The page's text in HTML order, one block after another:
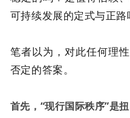
可持续发展的定式与正路
笔者以为，对此任何理
否定的答案。
首先，“现行国际秩序”是